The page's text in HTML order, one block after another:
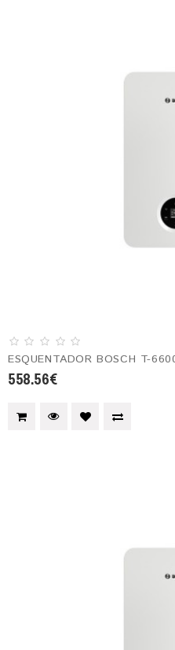
ESQUENTADOR BOSCH T-
558.56€